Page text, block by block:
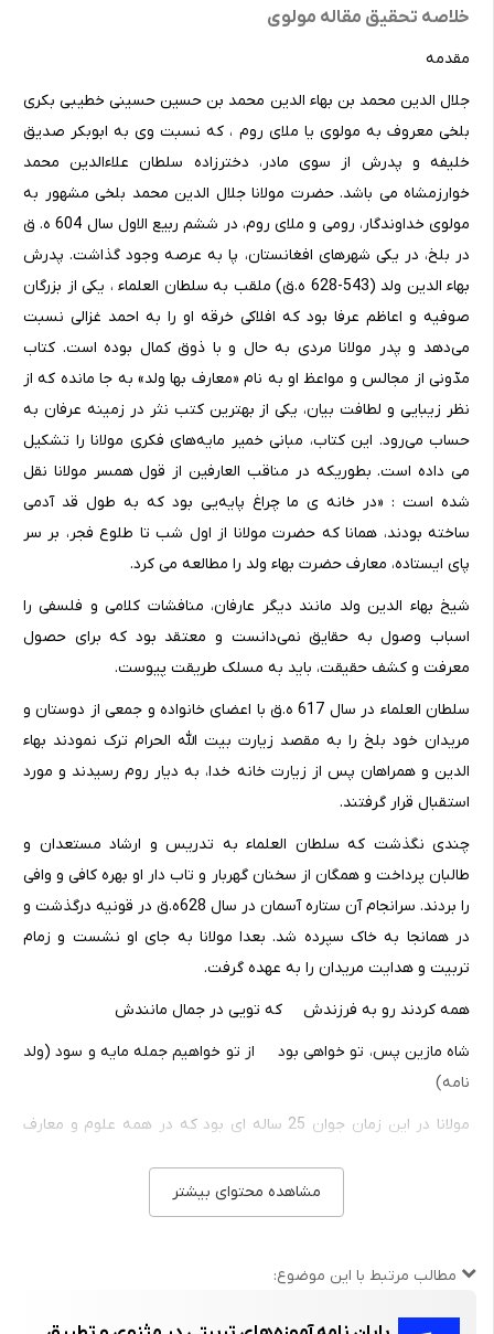
خلاصه تحقیق مقاله مولوی
مقدمه
جلال الدین محمد بن بهاء الدین محمد بن حسین حسینی خطیبی بکری
بلخی معروف به مولوی یا ملای روم ، که نسبت وی به ابوبکر صدیق
خلیفه و پدرش از سوی مادر، دخترزاده سلطان علاء‌الدین محمد
خوارزمشاه می باشد. حضرت مولانا جلال الدین محمد بلخی مشهور به
مولوی خداوندگار، رومی و ملای روم، در ششم ربیع الاول سال 604 ه. ق
در بلخ، در یکی شهرهای افغانستان، پا به عرصه وجود گذاشت. پدرش
بهاء الدین ولد (543-628 ه.ق) ملقب به سلطان العلماء ، یکی از بزرگان
صوفیه و اعاظم عرفا بود که افلاکی خرقه او را به احمد غزالی نسبت
می‌دهد و پدر مولانا مردی به حال و با ذوق کمال بوده است. کتاب
مدّونی از مجالس و مواعظ او به نام «معارف بها ولد» به جا مانده که از
نظر زیبایی و لطافت بیان، یکی از بهترین کتب نثر در زمینه عرفان به
حساب می‌رود. این کتاب، مبانی خمیر مایه‌های فکری مولانا را تشکیل
می داده است. بطوریکه در مناقب العارفین از قول همسر مولانا نقل
شده است : «در خانه ی ما چراغ پایه‌یی بود که به طول قد آدمی
ساخته بودند، همانا که حضرت مولانا از اول شب تا طلوع فجر، بر سر
پای ایستاده، معارف حضرت بهاء ولد را مطالعه می کرد.
شیخ بهاء الدین ولد مانند دیگر عارفان، منافشات کلامی و فلسفی را
اسباب وصول به حقایق نمی‌دانست و معتقد بود که برای حصول
معرفت و کشف حقیقت، باید به مسلک طریقت پیوست.
سلطان العلماء در سال 617 ه.ق با اعضای خانواده و جمعی از دوستان و
مریدان خود بلخ را به مقصد زیارت بیت الله الحرام ترک نمودند بهاء
الدین و همراهان پس از زیارت خانه خدا، به دیار روم رسیدند و مورد
استقبال قرار گرفتند.
چندی نگذشت که سلطان العلماء به تدریس و ارشاد مستعدان و
طالبان پرداخت و همگان از سخنان گهربار و تاب دار او بهره کافی و وافی
را بردند. سرانجام آن ستاره آسمان در سال 628‌ه.ق در قونیه در‌گذشت و
در همانجا به خاک سپرده شد. بعدا مولانا به جای او نشست و زمام
تربیت و هدایت مریدان را به عهده گرفت.
همه کردند رو به فرزندش که تویی در جمال مانندش
شاه مازین پس، تو خواهی بود از تو خواهیم جمله مایه و سود (ولد
نامه)
مولانا در این زمان جوان 25 ساله ای بود که در همه علوم و معارف
بود. همچنان در فقاهت و اجتهاد دست بالا و توانائی داشت.
مشاهده محتوای بیشتر
مطالب مرتبط با این موضوع: